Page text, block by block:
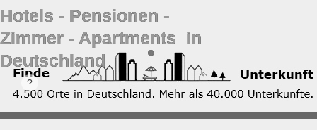
Hotels ‐ Pensionen ‐
Zimmer ‐ Apartments in
Deutschland